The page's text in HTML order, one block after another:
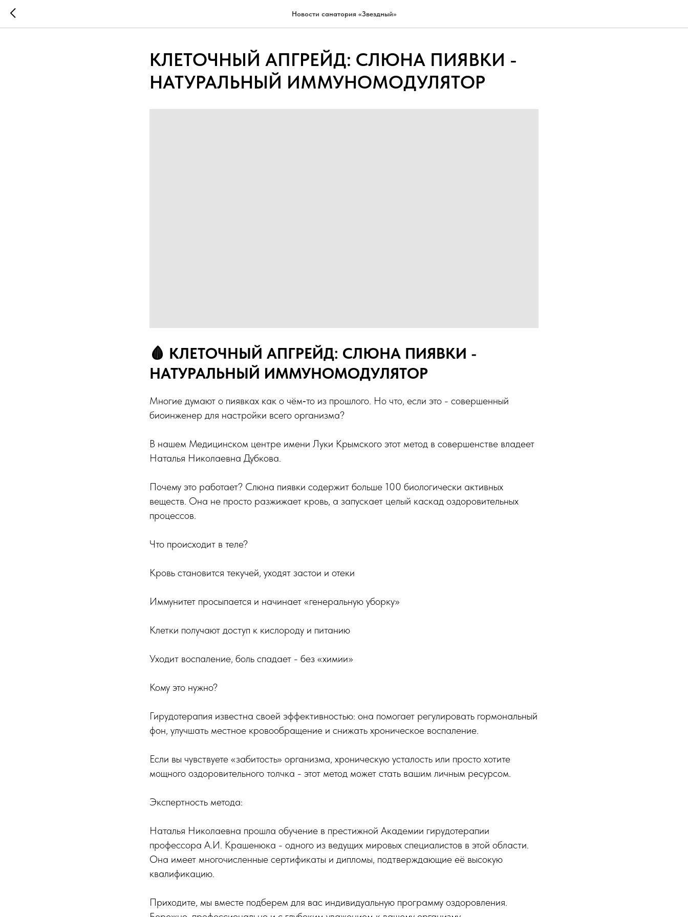
Новости санатория «Звездный»
КЛЕТОЧНЫЙ АПГРЕЙД: СЛЮНА ПИЯВКИ -
НАТУРАЛЬНЫЙ ИММУНОМОДУЛЯТОР
🩸 КЛЕТОЧНЫЙ АПГРЕЙД: СЛЮНА ПИЯВКИ -
НАТУРАЛЬНЫЙ ИММУНОМОДУЛЯТОР
Многие думают о пиявках как о чём‑то из прошлого. Но что, если это - совершенный
биоинженер для настройки всего организма?
В нашем Медицинском центре имени Луки Крымского этот метод в совершенстве владеет
Наталья Николаевна Дубкова.
Почему это работает? Слюна пиявки содержит больше 100 биологически активных
веществ. Она не просто разжижает кровь, а запускает целый каскад оздоровительных
процессов.
Что происходит в теле?
Кровь становится текучей, уходят застои и отеки
Иммунитет просыпается и начинает «генеральную уборку»
Клетки получают доступ к кислороду и питанию
Уходит воспаление, боль спадает - без «химии»
Кому это нужно?
Гирудотерапия известна своей эффективностью: она помогает регулировать гормональный
фон, улучшать местное кровообращение и снижать хроническое воспаление.
Если вы чувствуете «забитость» организма, хроническую усталость или просто хотите
мощного оздоровительного толчка - этот метод может стать вашим личным ресурсом.
Экспертность метода:
Наталья Николаевна прошла обучение в престижной Академии гирудотерапии
профессора А.И. Крашенюка - одного из ведущих мировых специалистов в этой области.
Она имеет многочисленные сертификаты и дипломы, подтверждающие её высокую
квалификацию.
Приходите, мы вместе подберем для вас индивидуальную программу оздоровления.